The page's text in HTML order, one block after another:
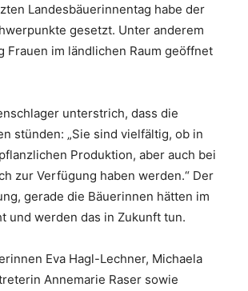
Landesbäuerinnentag habe der
gesetzt. Unter anderem
im ländlichen Raum geöffnet
unterstrich, dass die
stünden: „Sie sind vielfältig, ob in
Produktion, aber auch bei
zur Verfügung haben werden.“ Der
gerade die Bäuerinnen hätten im
und werden das in Zukunft tun.
Eva Hagl-Lechner, Michaela
Annemarie Raser sowie